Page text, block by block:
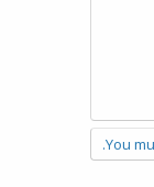
You